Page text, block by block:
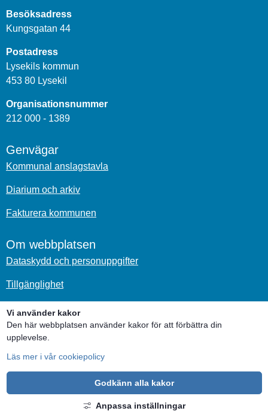
Vi använder kakor
Den här webbplatsen använder kakor för att förbättra din
upplevelse.
Läs mer i vår cookiepolicy
Godkänn alla kakor
Anpassa inställningar
Besöksadress
Kungsgatan 44
Postadress
Lysekils kommun
453 80 Lysekil
Organisationsnummer
212 000 - 1389
Genvägar
Kommunal anslagstavla
Diarium och arkiv
Fakturera kommunen
Om webbplatsen
Dataskydd och personuppgifter
Tillgänglighet
Om kakor
Sociala medier